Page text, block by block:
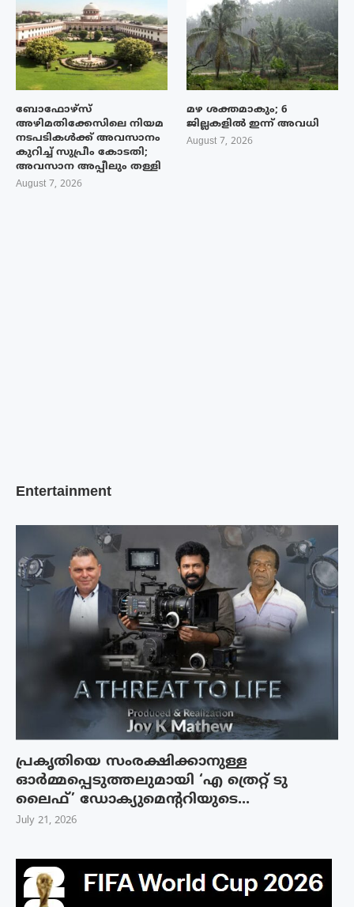
ബോഫോഴ്‌സ്
അഴിമതിക്കേസിലെ നിയമ
നടപടികൾക്ക് അവസാനം
കുറിച്ച് സുപ്രീം കോടതി;
അവസാന അപ്പീലും തള്ളി
August 7, 2026
മഴ ശക്തമാകും; 6
ജില്ലകളിൽ ഇന്ന് അവധി
August 7, 2026
Entertainment
പ്രകൃതിയെ സംരക്ഷിക്കാനുള്ള
ഓർമ്മപ്പെടുത്തലുമായി ‘എ ത്രെറ്റ് ടു
ലൈഫ്’ ഡോക്യുമെന്ററിയുടെ...
July 21, 2026